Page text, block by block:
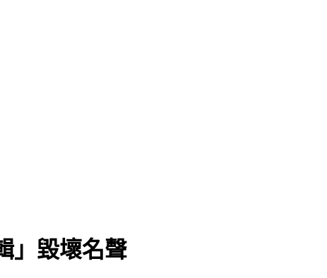
」毀壞名聲